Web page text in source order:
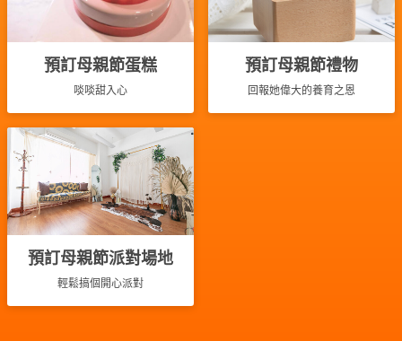
類
a
r
t
y
R
o
o
動
類
型
搞
P
活
預訂母親節蛋糕
啖啖甜入心
預訂母親節禮物
回報她偉大的養育之恩
預訂母親節派對場地
輕鬆搞個開心派對